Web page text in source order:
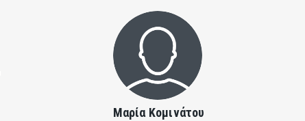
Μαρία Κομινάτου